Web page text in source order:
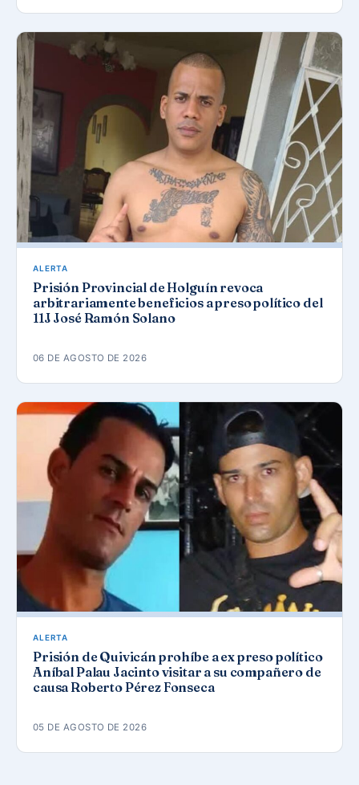
ALERTA
Prisión Provincial de Holguín revoca
arbitrariamente beneficios a preso político del
11J José Ramón Solano
06 DE AGOSTO DE 2026
ALERTA
Prisión de Quivicán prohíbe a ex preso político
Aníbal Palau Jacinto visitar a su compañero de
causa Roberto Pérez Fonseca
05 DE AGOSTO DE 2026